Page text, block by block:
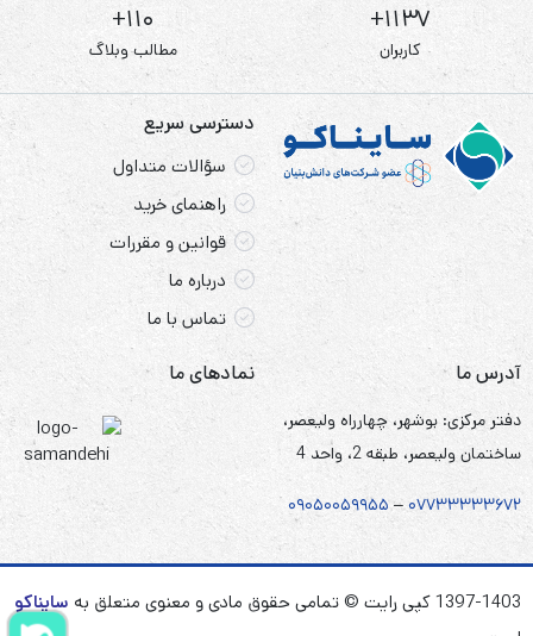
1137+
کاربران
110+
مطالب وبلاگ
دسترسی سریع
سؤالات متداول
راهنمای خرید
قوانین و مقررات
درباره ما
تماس با ما
آدرس ما
دفتر مرکزی: بوشهر، چهارراه ولیعصر،
ساختمان ولیعصر، طبقه 2، واحد 4
۰۷۷۳۳۳۳۳۶۷۲ – ۰۹۰۵۰۰۵۹۹۵۵
نمادهای ما
1397-1403 کپی رایت © تمامی حقوق مادی و معنوی متعلق به
سایناکو